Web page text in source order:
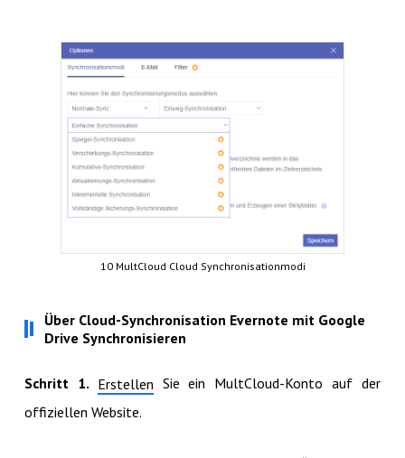
10 MultCloud Cloud Synchronisationmodi
Über Cloud-Synchronisation Evernote mit Google
Drive Synchronisieren
Schritt 1. Erstellen Sie ein MultCloud-Konto auf der
offiziellen Website.